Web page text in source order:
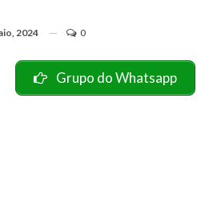
2024 0
Grupo do Whatsapp